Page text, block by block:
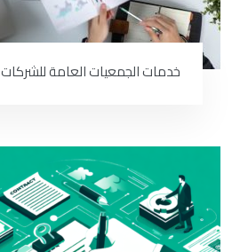
خدمات الجمعيات العامة للشركات